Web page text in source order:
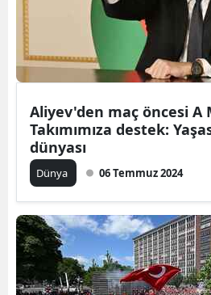
Aliyev'den maç öncesi A
Takımımıza destek:
dünyası
Dünya 06 Temmuz 2024